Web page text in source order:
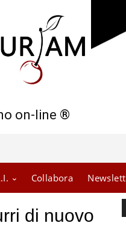
on-line ®
Collabora
di nuovo